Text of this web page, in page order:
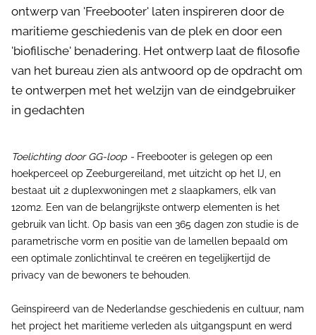
ontwerp van 'Freebooter' laten inspireren door de
maritieme geschiedenis van de plek en door een
'biofilische' benadering. Het ontwerp laat de filosofie
van het bureau zien als antwoord op de opdracht om
te ontwerpen met het welzijn van de eindgebruiker
in gedachten
Toelichting door GG-loop - Freebooter is gelegen op een
hoekperceel op Zeeburgereiland, met uitzicht op het IJ, en
bestaat uit 2 duplexwoningen met 2 slaapkamers, elk van
120m2. Een van de belangrijkste ontwerp elementen is het
gebruik van licht. Op basis van een 365 dagen zon studie is de
parametrische vorm en positie van de lamellen bepaald om
een optimale zonlichtinval te creëren en tegelijkertijd de
privacy van de bewoners te behouden.
Geïnspireerd van de Nederlandse geschiedenis en cultuur, nam
het project het maritieme verleden als uitgangspunt en werd